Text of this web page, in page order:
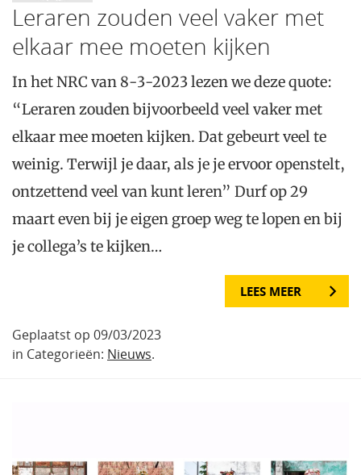
Leraren zouden veel vaker met
elkaar mee moeten kijken
In het NRC van 8-3-2023 lezen we deze quote:
“Leraren zouden bijvoorbeeld veel vaker met
elkaar mee moeten kijken. Dat gebeurt veel te
weinig. Terwijl je daar, als je je ervoor openstelt,
ontzettend veel van kunt leren” Durf op 29
maart even bij je eigen groep weg te lopen en bij
je collega’s te kijken…
LEES MEER
Geplaatst op 09/03/2023
in Categorieën: Nieuws.